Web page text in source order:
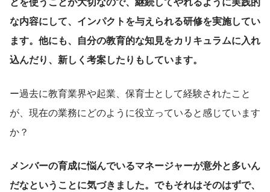
な内容にして、インパクトを与えられる研修を実施してい
ます。他にも、自分の教育的な知見をカリキュラムに入れ
込んだり、新しく考案したりもしています。
ー過去に教育業界や起業、保育士として経験されたこと
が、現在の業務にどのように役立っていると感じています
か？
メンバーの育成に悩んでいるマネージャーが意外と多いん
だなということに気づきました。でもそれはそのはずで、